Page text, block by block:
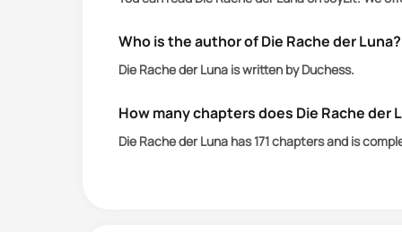
Who is the author of Die Rache der Luna?
Die Rache der Luna is written by Duchess.
How many chapters does Die Rache der
Die Rache der Luna has 171 chapters and is